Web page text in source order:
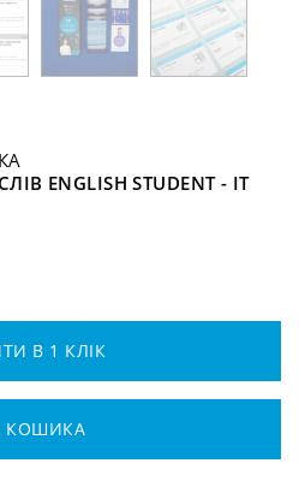
ENGLISH STUDENT - IT
В 1 КЛІК
КОШИКА